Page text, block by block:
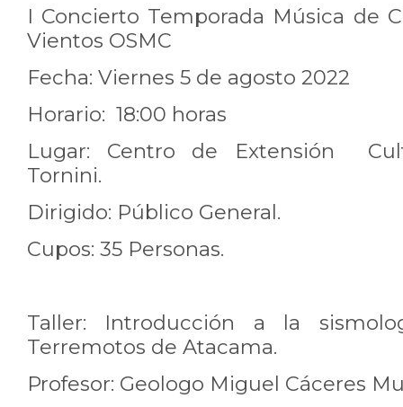
I Concierto Temporada Música de
Vientos OSMC
Fecha: Viernes 5 de agosto 2022
Horario: 18:00 horas
Lugar: Centro de Extensión
Tornini.
Dirigido: Público General.
Cupos: 35 Personas.
Taller: Introducción a la
Terremotos de Atacama.
Profesor: Geologo Miguel Cáceres